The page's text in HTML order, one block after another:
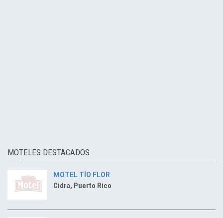
MOTELES DESTACADOS
MOTEL TÍO FLOR
Cidra, Puerto Rico